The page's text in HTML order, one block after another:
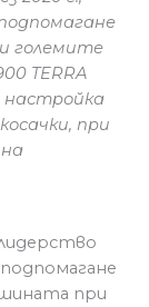
големите
TERRA
настройка
при
при